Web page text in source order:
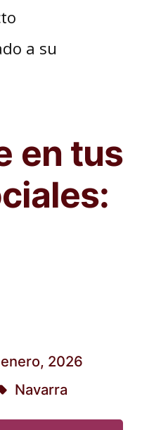
a su
en tus
2026
Navarra